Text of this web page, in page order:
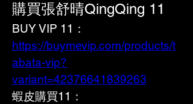
購買張舒晴QingQing 11
BUY VIP 11：
https://buymevip.com/products/t
abata-vip?
variant=42376641839263